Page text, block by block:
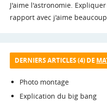
J'aime l'astronomie.
rapport avec j'aime
DERNIERS ARTICLES (4) DE
Photo montage
Explication du big bang